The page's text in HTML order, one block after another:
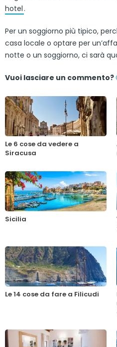
hotel .
Per un soggiorno più tipico,
casa locale o optare per
notte o un soggiorno, ci sarà
Vuoi lasciare un commento?
Le 6 cose da vedere a
Siracusa
Sicilia
Le 14 cose da fare a Filicudi